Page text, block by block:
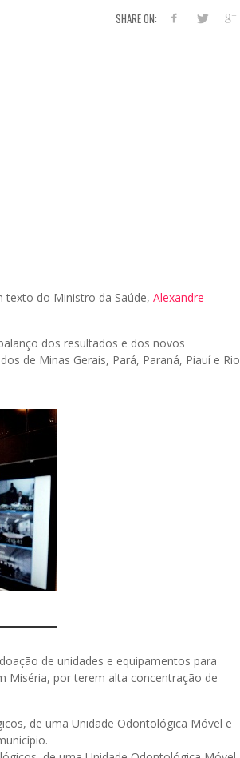
SHARE ON:
texto do Ministro da Saúde, Alexandre
dos resultados e dos novos
de Minas Gerais, Pará, Paraná, Piauí e Rio
de unidades e equipamentos para
Miséria, por terem alta concentração de
de uma Unidade Odontológica Móvel e